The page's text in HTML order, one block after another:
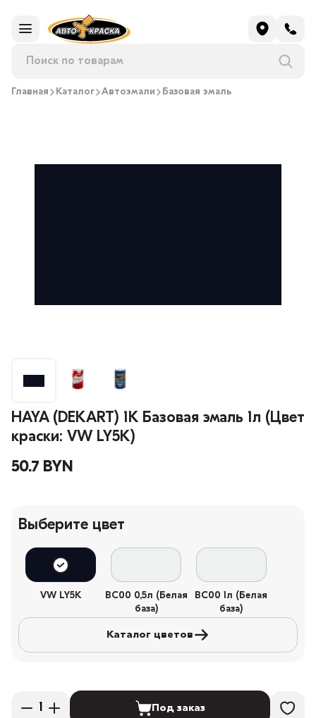
Главная Каталог Автоэмали Базовая эмаль
HAYA (DEKART) 1К Базовая эмаль 1л (Цвет
краски: VW LY5K)
50.7 BYN
Выберите цвет
VW LY5K
BC00 0,5л (Белая
база)
BC00 1л (Белая
база)
Каталог цветов
Под заказ